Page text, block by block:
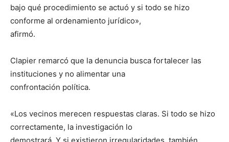
bajo qué procedimiento se actuó y si todo se hizo
conforme al ordenamiento jurídico»,
afirmó.
Clapier remarcó que la denuncia busca fortalecer las
instituciones y no alimentar una
confrontación política.
«Los vecinos merecen respuestas claras. Si todo se hizo
correctamente, la investigación lo